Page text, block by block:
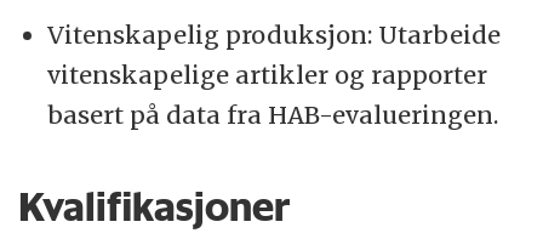
Vitenskapelig produksjon: Utarbeide
vitenskapelige artikler og rapporter
basert på data fra HAB-evalueringen.
Kvalifikasjoner